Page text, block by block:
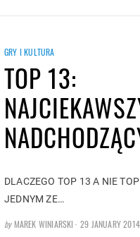
GRY I KULTURA
TOP 13:
DLACZEGO TOP 13 A NIE
JEDNYM ZE…
byMAREK WINIARSKI
POSTED
29 JANUARY 2014